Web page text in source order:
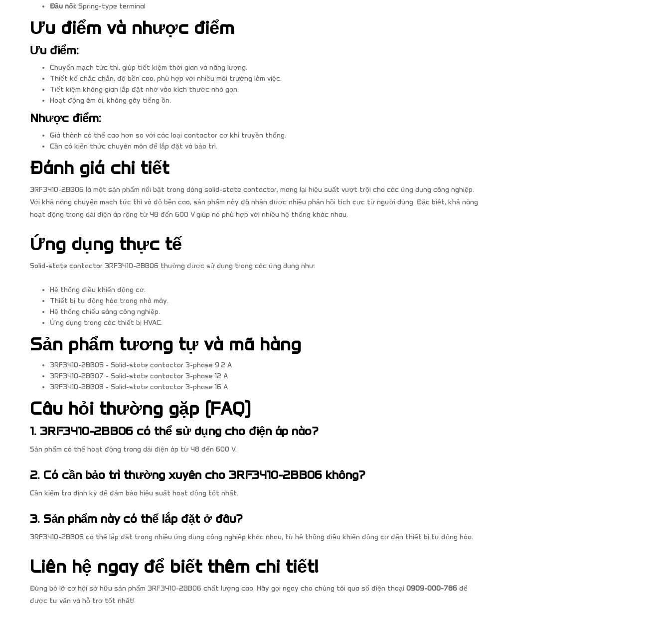
Đầu nối: Spring-type terminal
Ưu điểm và nhược điểm
Ưu điểm:
Chuyển mạch tức thì, giúp tiết kiệm thời gian và năng lượng.
Thiết kế chắc chắn, độ bền cao, phù hợp với nhiều môi trường làm việc.
Tiết kiệm không gian lắp đặt nhờ vào kích thước nhỏ gọn.
Hoạt động êm ái, không gây tiếng ồn.
Nhược điểm:
Giá thành có thể cao hơn so với các loại contactor cơ khí truyền thống.
Cần có kiến thức chuyên môn để lắp đặt và bảo trì.
Đánh giá chi tiết
3RF3410-2BB06 là một sản phẩm nổi bật trong dòng solid-state contactor, mang lại hiệu suất vượt trội cho các ứng dụng công nghiệp.
Với khả năng chuyển mạch tức thì và độ bền cao, sản phẩm này đã nhận được nhiều phản hồi tích cực từ người dùng. Đặc biệt, khả năng
hoạt động trong dải điện áp rộng từ 48 đến 600 V giúp nó phù hợp với nhiều hệ thống khác nhau.
Ứng dụng thực tế
Solid-state contactor 3RF3410-2BB06 thường được sử dụng trong các ứng dụng như:
Hệ thống điều khiển động cơ.
Thiết bị tự động hóa trong nhà máy.
Hệ thống chiếu sáng công nghiệp.
Ứng dụng trong các thiết bị HVAC.
Sản phẩm tương tự và mã hàng
3RF3410-2BB05 - Solid-state contactor 3-phase 9.2 A
3RF3410-2BB07 - Solid-state contactor 3-phase 12 A
3RF3410-2BB08 - Solid-state contactor 3-phase 16 A
Câu hỏi thường gặp (FAQ)
1. 3RF3410-2BB06 có thể sử dụng cho điện áp nào?
Sản phẩm có thể hoạt động trong dải điện áp từ 48 đến 600 V.
2. Có cần bảo trì thường xuyên cho 3RF3410-2BB06 không?
Cần kiểm tra định kỳ để đảm bảo hiệu suất hoạt động tốt nhất.
3. Sản phẩm này có thể lắp đặt ở đâu?
3RF3410-2BB06 có thể lắp đặt trong nhiều ứng dụng công nghiệp khác nhau, từ hệ thống điều khiển động cơ đến thiết bị tự động hóa.
Liên hệ ngay để biết thêm chi tiết!
Đừng bỏ lỡ cơ hội sở hữu sản phẩm 3RF3410-2BB06 chất lượng cao. Hãy gọi ngay cho chúng tôi qua số điện thoại 0909-000-786 để
được tư vấn và hỗ trợ tốt nhất!